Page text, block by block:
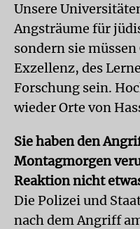
Unsere
Angsträume für
sondern sie
Exzellenz, des
Forschung sein.
wieder Orte von
Sie haben den
Montagmorgen
Reaktion nicht
Die Polizei und
nach dem Angriff